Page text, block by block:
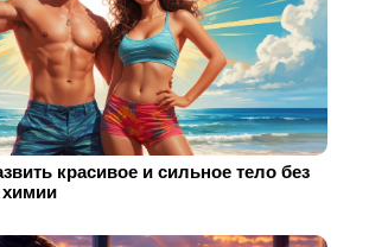
красивое и сильное тело без
химии